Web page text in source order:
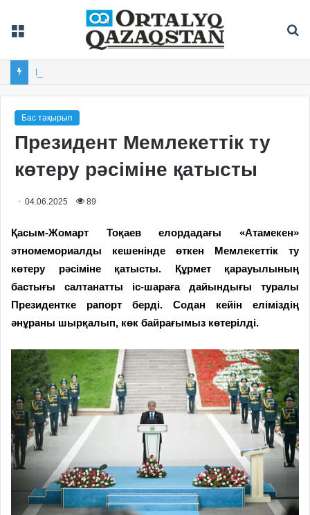
Бас тақырып
Президент Мемлекеттік ту
көтеру рәсіміне қатысты
04.06.2025 89
Қасым-Жомарт Тоқаев елордадағы «Атамекен»
этномемориалды кешенінде өткен Мемлекеттік ту
көтеру рәсіміне қатысты. Құрмет қарауылының
бастығы салтанатты іс-шараға дайындығы туралы
Президентке рапорт берді. Содан кейін еліміздің
әнұраны шырқалып, көк байрағымыз көтерілді.